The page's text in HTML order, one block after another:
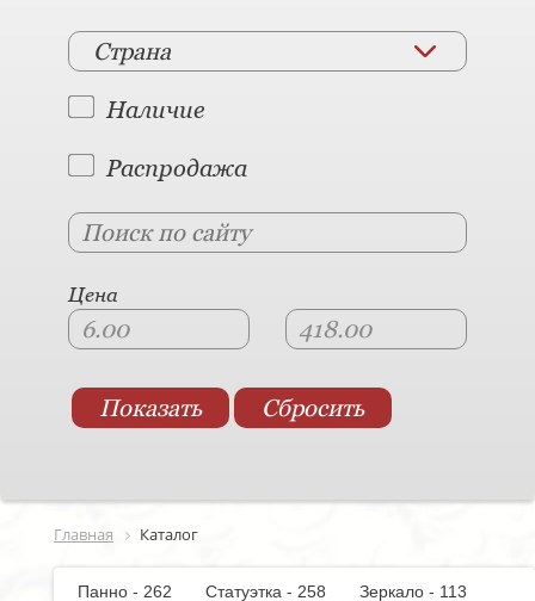
Страна
Наличие
Распродажа
Цена
Главная Каталог
Панно - 262 Статуэтка - 258
Зеркало - 113